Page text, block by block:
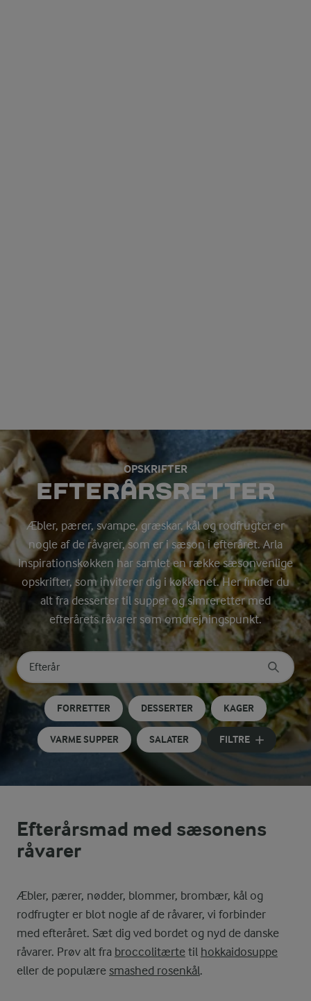
OPSKRIFTER
EFTERÅRSRETTER
Æbler, pærer, svampe, græskar, kål og rodfrugter er
nogle af de råvarer, som er i sæson i efteråret. Arla
Inspirationskøkken har samlet en række sæsonvenlige
opskrifter, som inviterer dig i køkkenet. Her finder du
alt fra desserter til supper og simreretter med
efterårets råvarer som omdrejningspunkt.
Søg på kategori
Indtast søgeord for at søge
FORRETTER DESSERTER KAGER
VARME SUPPER SALATER FILTRE
Efterårsmad med sæsonens
råvarer
Æbler, pærer, nødder, blommer, brombær, kål og
rodfrugter er blot nogle af de råvarer, vi forbinder
med efteråret. Sæt dig ved bordet og nyd de danske
råvarer. Prøv alt fra broccolitærte til hokkaidosuppe
eller de populære smashed rosenkål.